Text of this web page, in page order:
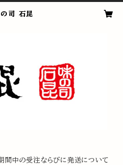
司 石昆
中の受注ならびに発送について